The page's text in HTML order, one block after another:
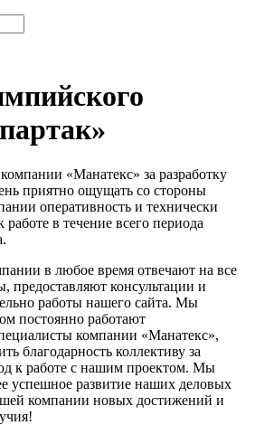
«Манатекс» за разработку
приятно ощущать со стороны
оперативность и технически
в течение всего периода
в любое время отвечают на все
предоставляют консультации и
работы нашего сайта. Мы
постоянно работают
компании «Манатекс»,
благодарность коллективу за
к работе с нашим проектом. Мы
успешное развитие наших деловых
компании новых достижений и